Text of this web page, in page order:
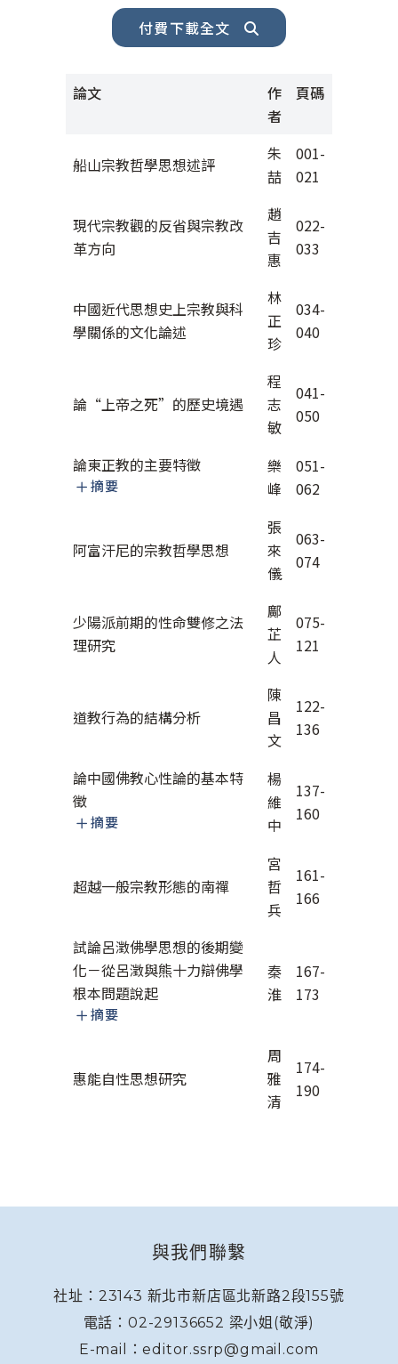
付費下載全文
論文
作
者
頁碼
船山宗教哲學思想述評
朱
喆
001-
021
現代宗教觀的反省與宗教改
革方向
趙
吉
惠
022-
033
中國近代思想史上宗教與科
學關係的文化論述
林
正
珍
034-
040
論“上帝之死”的歷史境遇
程
志
敏
041-
050
論東正教的主要特徵
摘要
樂
峰
051-
062
阿富汗尼的宗教哲學思想
張
來
儀
063-
074
少陽派前期的性命雙修之法
理研究
鄺
芷
人
075-
121
道教行為的結構分析
陳
昌
文
122-
136
論中國佛教心性論的基本特
徵
摘要
楊
維
中
137-
160
超越一般宗教形態的南禪
宮
哲
兵
161-
166
試論呂澂佛學思想的後期變
化－從呂澂與熊十力辯佛學
根本問題說起
摘要
秦
淮
167-
173
惠能自性思想研究
周
雅
清
174-
190
與我們聯繫
社址：23143 新北市新店區北新路2段155號
電話：02-29136652 梁小姐(敬淨)
E-mail：editor.ssrp@gmail.com